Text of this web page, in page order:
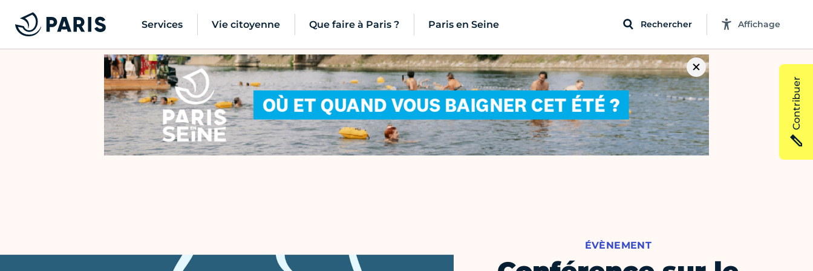
Services Vie citoyenne Que faire à Paris ? Paris en Seine Rechercher Affichage
ÉVÈNEMENT
Contribuer